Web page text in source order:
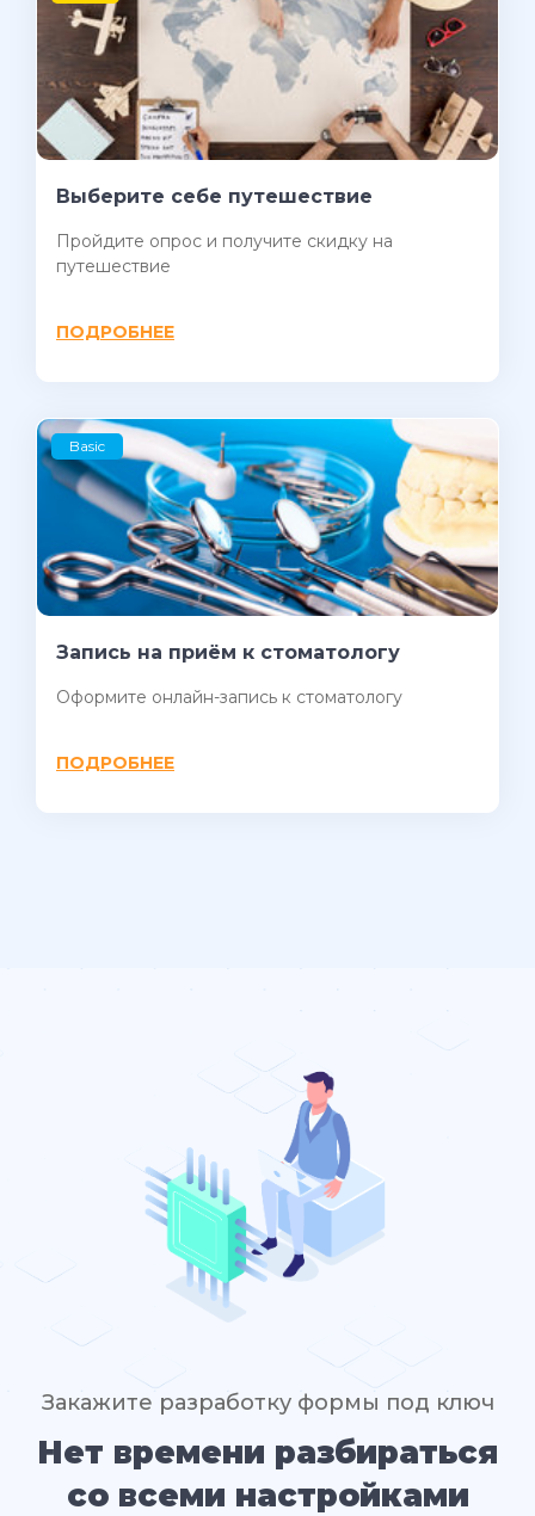
Выберите себе путешествие
Пройдите опрос и получите скидку на
путешествие
ПОДРОБНЕЕ
Basic
Запись на приём к стоматологу
Оформите онлайн-запись к стоматологу
ПОДРОБНЕЕ
Закажите разработку формы под ключ
Нет времени разбираться
со всеми настройками